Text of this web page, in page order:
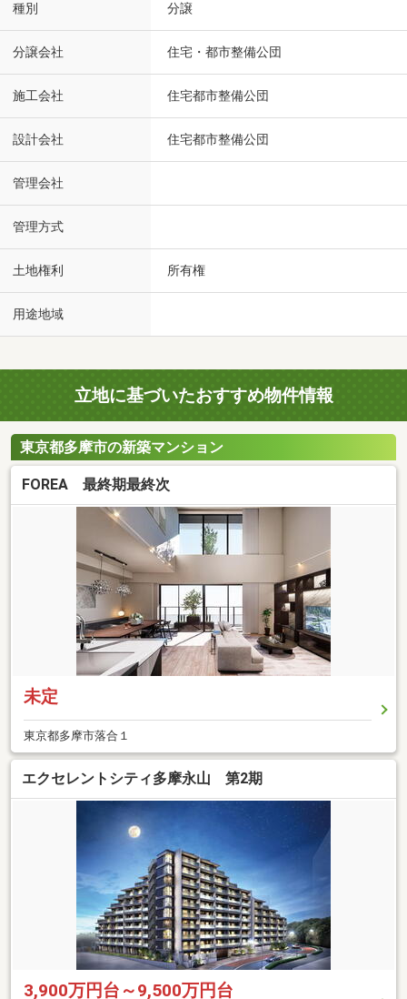
種別 分譲
分譲会社 住宅・都市整備公団
施工会社 住宅都市整備公団
設計会社 住宅都市整備公団
管理会社
管理方式
土地権利 所有権
用途地域
立地に基づいたおすすめ物件情報
東京都多摩市の新築マンション
FOREA 最終期最終次
未定
東京都多摩市落合１
エクセレントシティ多摩永山 第2期
3,900万円台～9,500万円台